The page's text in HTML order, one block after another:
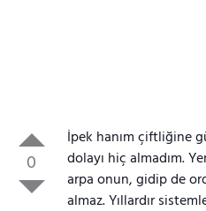
0
İpek hanım çiftliğine
dolayı hiç almadım.
arpa onun, gidip de
almaz. Yıllardır